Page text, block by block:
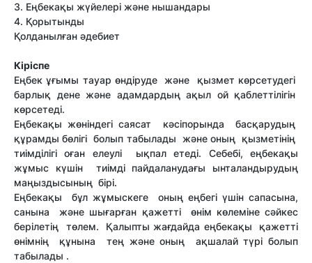
3. Еңбекақы жүйелері және нышандары
4. Қорытынды
Қолданылған әдебиет
Кіріспе
Еңбек ұғымы тауар өндіруде және қызмет көрсетудегі
барлық дене және адамдардың ақыл ой қаблеттілігін
көрсетеді.
Еңбекақы жөніндегі саясат кәсіпорында басқарудың
құрамды бөлігі болып табылады және оның қызметінің
тиімділігі оған елеулі ықпал етеді. Себебі, еңбекақы
жұмыс күшін тиімді пайдаланудағы ынталандырудың
маңыздысының бірі.
Еңбекақы бұл жұмыскеге оның еңбегі үшін сапасына,
санына және шығарған қажетті өнім көлеміне сәйкес
берілетің төлем. Қалыпты жағдайда еңбекақы қажетті
өнімнің құнына тең және оның ақшалай түрі болып
табылады .